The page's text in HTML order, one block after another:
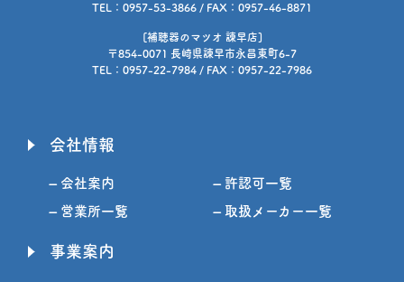
TEL：0957-53-3866 / FAX：0957-46-8871
[補聴器のマツオ 諫早店]
〒854-0071 長崎県諫早市永昌東町6-7
TEL：0957-22-7984 / FAX：0957-22-7986
会社情報
– 会社案内 – 許認可一覧
– 営業所一覧 – 取扱メーカー一覧
事業案内